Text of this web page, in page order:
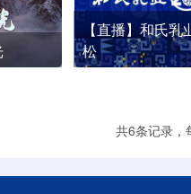
【直播】和氏乳
松
共6条记录，